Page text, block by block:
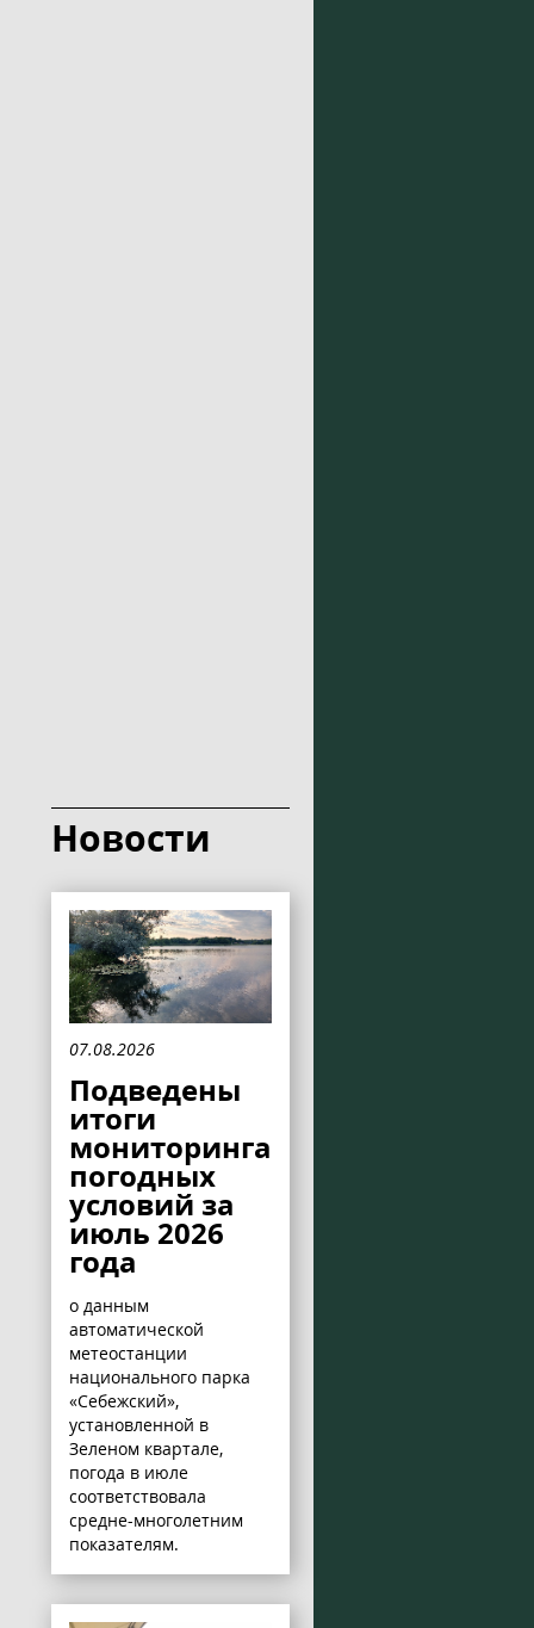
Новости
07.08.2026
Подведены
итоги
мониторинга
погодных
условий за
июль 2026
года
о данным
автоматической
метеостанции
национального парка
«Себежский»,
установленной в
Зеленом квартале,
погода в июле
соответствовала
средне-многолетним
показателям.